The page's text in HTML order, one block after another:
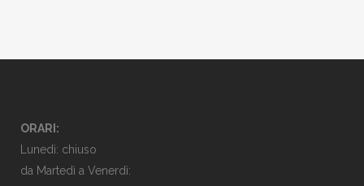
ORARI:
Lunedì: chiuso
da Martedì a Venerdì: